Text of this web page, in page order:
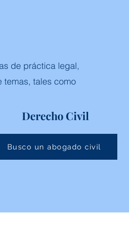
de práctica legal,
temas, tales como
Derecho Civil
Busco un abogado civil